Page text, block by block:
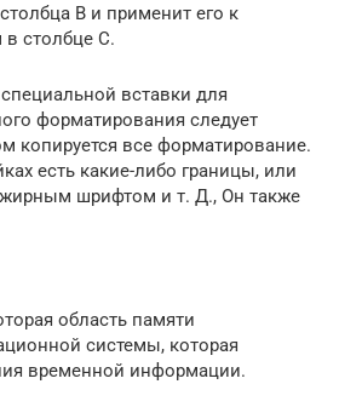
B и применит его к
столбце C.
вставки для
форматирования следует
копируется все форматирование.
есть какие-либо границы, или
шрифтом и т. Д., Он также
область памяти
системы, которая
временной информации.